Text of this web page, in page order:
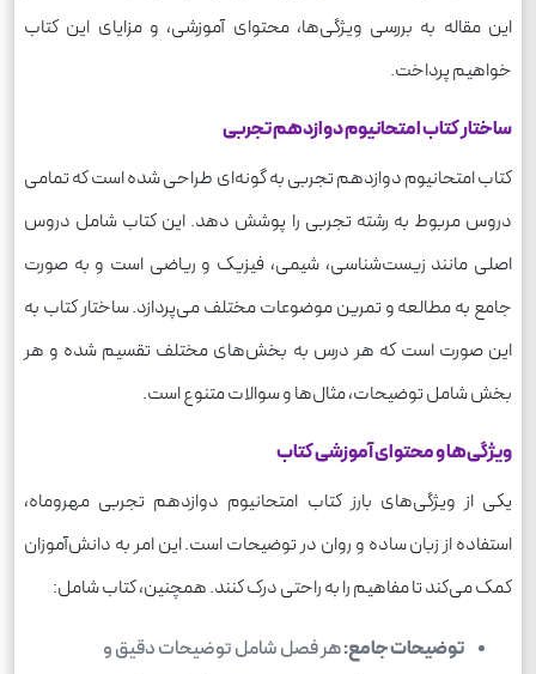
این مقاله به بررسی ویژگی‌ها، محتوای آموزشی، و مزایای این کتاب
خواهیم پرداخت.
ساختار کتاب امتحانیوم دوازدهم تجربی
کتاب امتحانیوم دوازدهم تجربی به گونه‌ای طراحی شده است که تمامی
دروس مربوط به رشته تجربی را پوشش دهد. این کتاب شامل دروس
اصلی مانند زیست‌شناسی، شیمی، فیزیک و ریاضی است و به صورت
جامع به مطالعه و تمرین موضوعات مختلف می‌پردازد. ساختار کتاب به
این صورت است که هر درس به بخش‌های مختلف تقسیم شده و هر
بخش شامل توضیحات، مثال‌ها و سوالات متنوع است.
ویژگی‌ها و محتوای آموزشی کتاب
یکی از ویژگی‌های بارز کتاب امتحانیوم دوازدهم تجربی مهروماه،
استفاده از زبان ساده و روان در توضیحات است. این امر به دانش‌آموزان
کمک می‌کند تا مفاهیم را به راحتی درک کنند. همچنین، کتاب شامل:
توضیحات جامع:هر فصل شامل توضیحات دقیق و